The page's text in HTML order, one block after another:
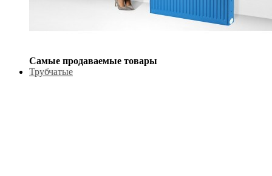
Самые продаваемые товары
Трубчатые